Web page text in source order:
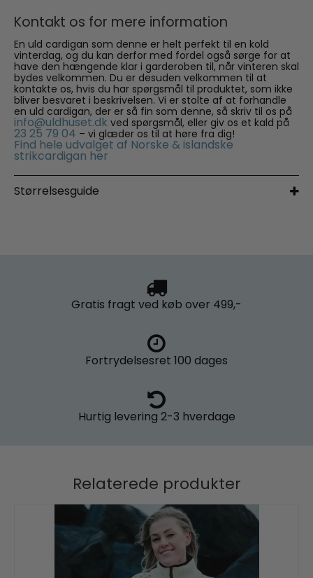
Kontakt os for mere information
En uld cardigan som denne er helt perfekt til en kold
vinterdag, og du kan derfor med fordel også sørge for at
have den hængende klar i garderoben til, når vinteren skal
bydes velkommen. Du er desuden velkommen til at
kontakte os, hvis du har spørgsmål til produktet, som ikke
bliver besvaret i beskrivelsen. Vi er stolte af at forhandle
en uld cardigan, der er så fin som denne, så skriv til os på
info@uldhuset.dk ved spørgsmål, eller giv os et kald på
23 25 79 04 – vi glæder os til at høre fra dig!
Find hele udvalget af Norske & islandske
strikcardigan her
Størrelsesguide
Gratis fragt ved køb over 499,-
Fortrydelsesret 100 dages
Hurtig levering 2-3 hverdage
Relaterede produkter